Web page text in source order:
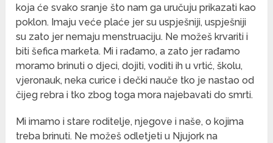
koja će svako sranje što nam ga uručuju prikazati kao
poklon. Imaju veće plaće jer su uspješniji, uspješniji
su zato jer nemaju menstruaciju. Ne možeš krvariti i
biti šefica marketa. Mi i rađamo, a zato jer rađamo
moramo brinuti o djeci, dojiti, voditi ih u vrtić, školu,
vjeronauk, neka curice i dečki nauče tko je nastao od
čijeg rebra i tko zbog toga mora najebavati do smrti.
Mi imamo i stare roditelje, njegove i naše, o kojima
treba brinuti. Ne možeš odletjeti u Njujork na